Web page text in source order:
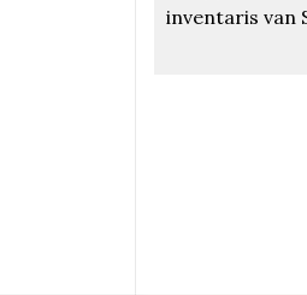
inventaris van